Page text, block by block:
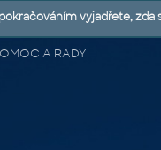
A RADY
vyjadřete,